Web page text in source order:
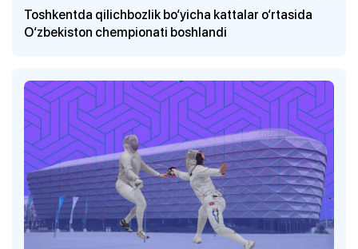
Toshkentda qilichbozlik bo‘yicha kattalar o‘rtasida
O‘zbekiston chempionati boshlandi